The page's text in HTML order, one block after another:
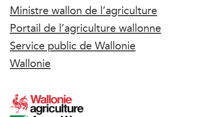
Ministre wallon de l’agriculture
Portail de l’agriculture wallonne
Service public de Wallonie
Wallonie